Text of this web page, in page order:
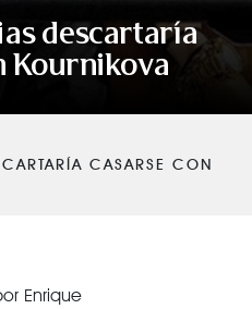
descartaría
Kournikova
CASARSE CON
Enrique